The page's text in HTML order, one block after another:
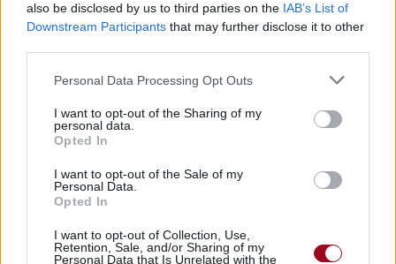
also be disclosed by us to third parties on the IAB’s List of
Downstream Participants that may further disclose it to other
Personal Data Processing Opt Outs
I want to opt-out of the Sharing of my
personal data.
Opted In
I want to opt-out of the Sale of my
Personal Data.
Opted In
I want to opt-out of Collection, Use,
Retention, Sale, and/or Sharing of my
Personal Data that Is Unrelated with the